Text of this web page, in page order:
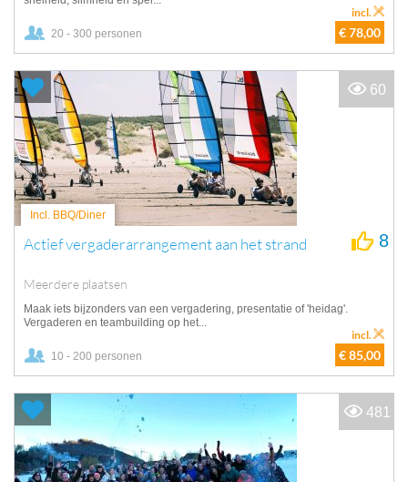
20 - 300 personen € 78,00
incl.
Incl. BBQ/Diner
Actief vergaderarrangement aan het strand
Meerdere plaatsen
8
Maak iets bijzonders van een vergadering, presentatie of 'heidag'.
Vergaderen en teambuilding op het...
10 - 200 personen € 85,00
incl.
60
481